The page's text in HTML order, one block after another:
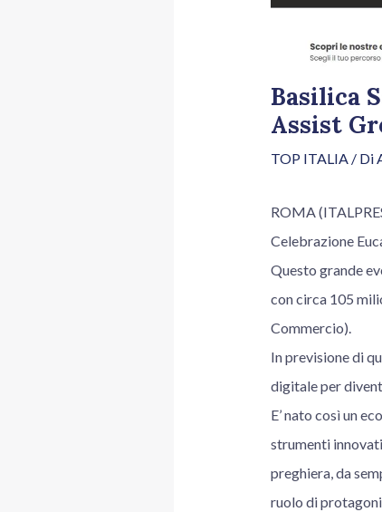
Basilica
Assist
TOP ITALIA/ Di
ROMA
Celebrazione
Questo grande
con circa 105
Commercio).
In previsione di
digitale per
E’ nato così un
strumenti
preghiera, da
ruolo di